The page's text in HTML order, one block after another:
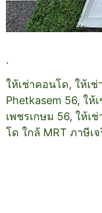
.
ให้เช่าคอนโด, ให้เ
Phetkasem 56, ให้
เพชรเกษม 56, ให้เ
โด ใกล้ MRT ภาษีเ